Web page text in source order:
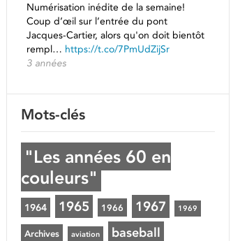
Numérisation inédite de la semaine!
Coup d’œil sur l’entrée du pont
Jacques-Cartier, alors qu'on doit bientôt
rempl… https://t.co/7PmUdZijSr
3 années
Mots-clés
"Les années 60 en
couleurs"
1964 1965 1966 1967 1969
Archives aviation baseball